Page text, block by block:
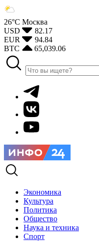
26°С Москва
USD
82.17
EUR
94.84
BTC
65,039.06
Экономика
Культура
Политика
Общество
Наука и техника
Спорт